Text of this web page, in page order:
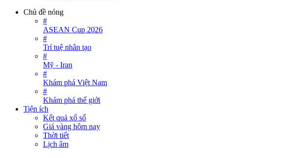
Chủ đề nóng
#
ASEAN Cup 2026
#
Trí tuệ nhân tạo
#
Mỹ - Iran
#
Khám phá Việt Nam
#
Khám phá thế giới
Tiện ích
Kết quả xổ số
Giá vàng hôm nay
Thời tiết
Lịch âm